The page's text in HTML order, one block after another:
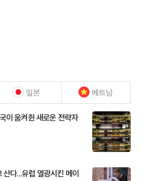
일본 베트남
이 움켜쥔 새로운 전략자
다...유럽 열광시킨 메이